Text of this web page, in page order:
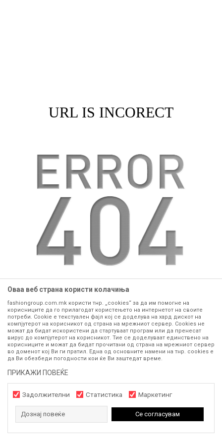
URL IS INCORECT
website:https://www.fashiongroup.com.mk
GO TO HOME
Оваа веб страна користи колачиња
fashiongroup.com.mk користи тнр. „cookies“ за да им помогне на
корисниците да го прилагодат користењето на интернетот на своите
потреби. Cookie е текстуален фајл кој се доделува на хард дискот на
компјутерот на корисникот од страна на мрежниот сервер. Cookies не
можат да бидат искористени да стартуваат програм или да пренесат
вирус до компјутерот на корисникот. Тие се доделуваат единствено на
корисниците и можат да бидат прочитани од страна на мрежниот сервер
во доменот кој Ви ги пратил. Една од основните намени на тнр. сookies е
да Ви обезбеди погодности кои ќе Ви заштедат време.
ПРИКАЖИ ПОВЕЌЕ
Задолжителни Статистика Маркетинг
Дознај повеќе Се согласувам